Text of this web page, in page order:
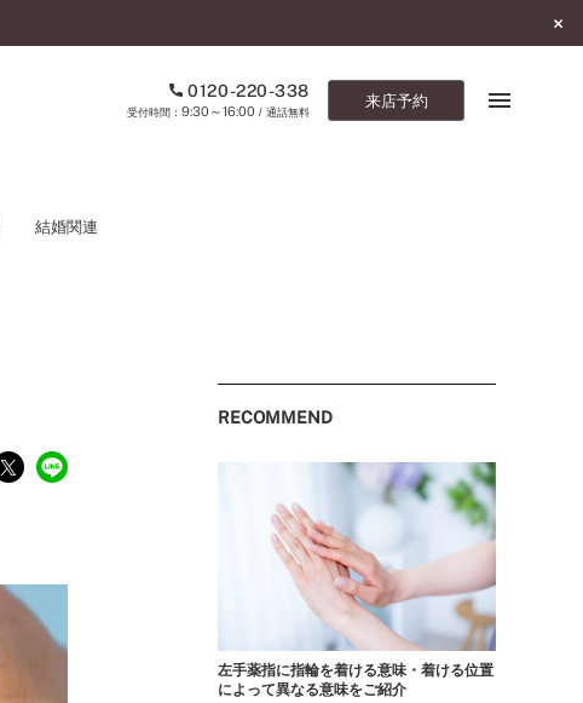
0120-220-338
9:30～16:00/ 通話無料
来店予約
予約専用ダイヤル
0120-220-338
FOLLOW US ON
結婚関連
RECOMMEND
左手薬指に指輪を着ける意味・着ける位置
によって異なる意味をご紹介